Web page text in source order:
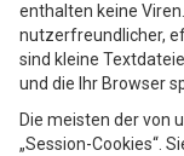
enthalten keine
nutzerfreundlicher,
sind kleine
und die Ihr Browser
Die meisten der von
„Session-Cookies“.